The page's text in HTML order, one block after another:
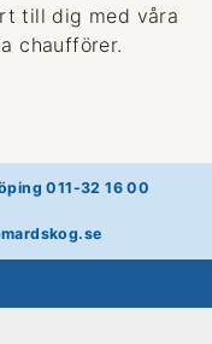
till dig med våra
chaufförer.
011-32 16 00